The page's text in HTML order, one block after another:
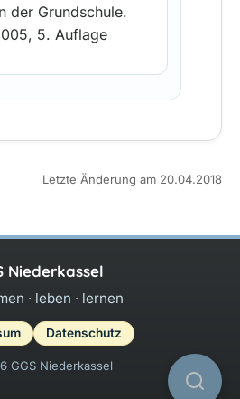
der Grundschule.
5. Auflage
Letzte Änderung am 20.04.2018
Niederkassel
· leben · lernen
Datenschutz
GGS Niederkassel